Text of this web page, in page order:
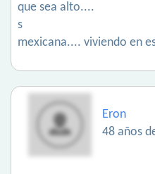
que sea alto....
s
mexicana.... viviendo en
Eron
48 años